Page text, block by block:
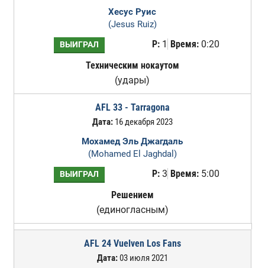
Хесус Руис
(Jesus Ruiz)
ВЫИГРАЛ Р:1 Время:0:20
Техническим нокаутом
(удары)
AFL 33 - Tarragona
Дата:16 декабря 2023
Мохамед Эль Джагдаль
(Mohamed El Jaghdal)
ВЫИГРАЛ Р:3 Время:5:00
Решением
(единогласным)
AFL 24 Vuelven Los Fans
Дата:03 июля 2021